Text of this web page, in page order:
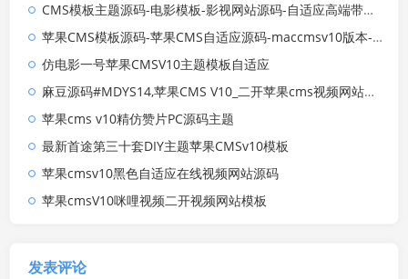
CMS模板主题源码-电影模板-影视网站源码-自适应高端带后台
苹果CMS模板源码-苹果CMS自适应源码-maccmsv10版本-SEO优化收录好
仿电影一号苹果CMSV10主题模板自适应
麻豆源码#MDYS14,苹果CMS V10_二开苹果cms视频网站源码模板
苹果cms v10精仿赞片PC源码主题
最新首途第三十套DIY主题苹果CMSv10模板
苹果cmsv10黑色自适应在线视频网站源码
苹果cmsV10咪哩视频二开视频网站模板
发表评论